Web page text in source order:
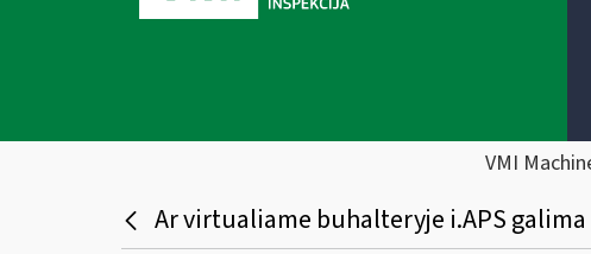
VMI
Ar virtualiame buhalteryje i.APS